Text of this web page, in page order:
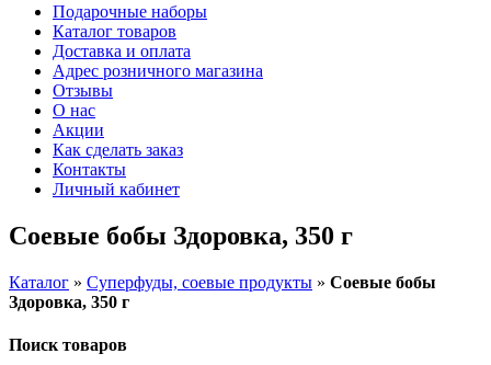
Подарочные наборы
Каталог товаров
Доставка и оплата
Адрес розничного магазина
Отзывы
О нас
Акции
Как сделать заказ
Контакты
Личный кабинет
Соевые бобы Здоровка, 350 г
Каталог » Суперфуды, соевые продукты » Соевые бобы
Здоровка, 350 г
Поиск товаров